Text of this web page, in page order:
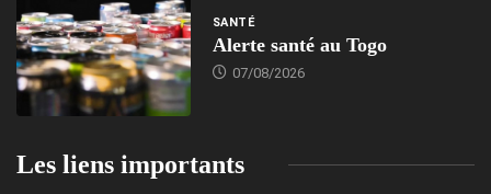
SANTÉ
Alerte santé au Togo
07/08/2026
Les liens importants